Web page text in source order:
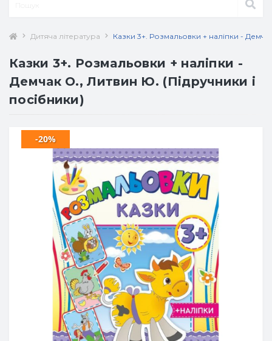
Дитяча література Казки 3+. Розмальовки + наліпки -
Казки 3+. Розмальовки + наліпки -
Демчак О., Литвин Ю. (Підручники і
посібники)
-20%